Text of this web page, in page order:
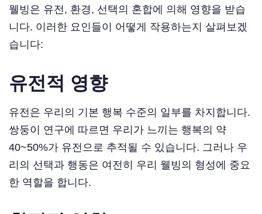
웰빙은 유전, 환경, 선택의 혼합에 의해 영향을 받습
니다. 이러한 요인들이 어떻게 작용하는지 살펴보겠
습니다:
유전적 영향
유전은 우리의 기본 행복 수준의 일부를 차지합니다.
쌍둥이 연구에 따르면 우리가 느끼는 행복의 약
40~50%가 유전으로 추적될 수 있습니다. 그러나 우
리의 선택과 행동은 여전히 우리 웰빙의 형성에 중요
한 역할을 합니다.